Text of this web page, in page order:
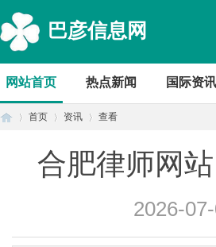
巴彦信息网
网站首页 热点新闻 国际资讯
首页 资讯 查看
合肥律师网
2026-